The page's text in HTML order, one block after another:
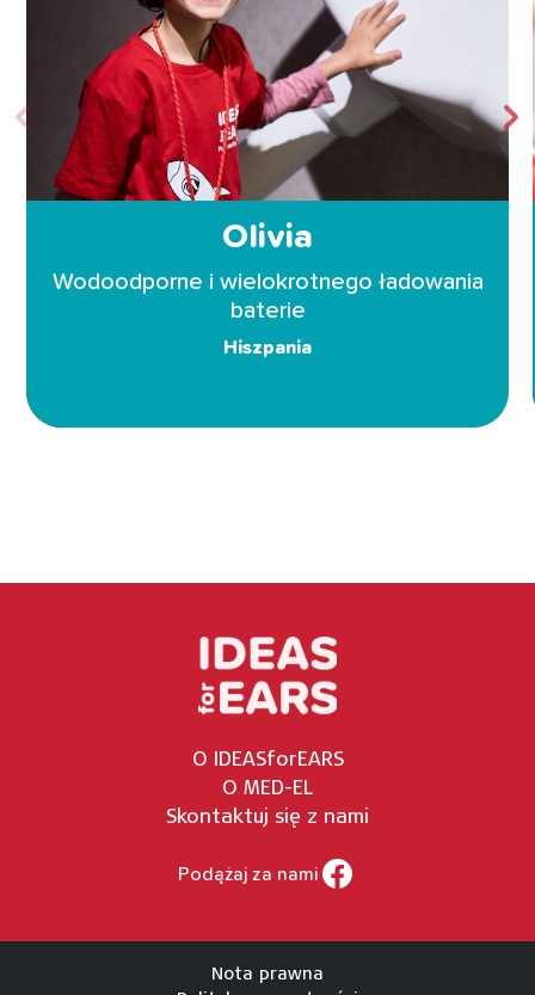
Olivia
Wodoodporne i wielokrotnego ładowania
baterie
Hiszpania
O IDEASforEARS
O MED-EL
Skontaktuj się z nami
Podążaj za nami
Nota prawna